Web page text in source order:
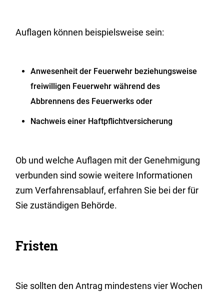
Auflagen können beispielsweise sein:
Anwesenheit der Feuerwehr beziehungsweise
freiwilligen Feuerwehr während des
Abbrennens des Feuerwerks oder
Nachweis einer Haftpflichtversicherung
Ob und welche Auflagen mit der Genehmigung
verbunden sind sowie weitere Informationen
zum Verfahrensablauf, erfahren Sie bei derfür
Sie zuständigen Behörde.
Fristen
Sie sollten den Antrag mindestens vier Wochen